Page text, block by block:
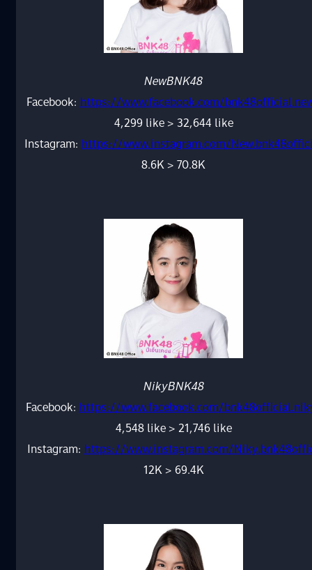
NewBNK48
Facebook: https://www.facebook.com/
4,299 like > 32,644 like
Instagram: https://www.instagram.com/
8.6K > 70.8K
NikyBNK48
Facebook:https://www.facebook.com/
4,548 like > 21,746 like
Instagram:https://www.instagram.com/
12K > 69.4K